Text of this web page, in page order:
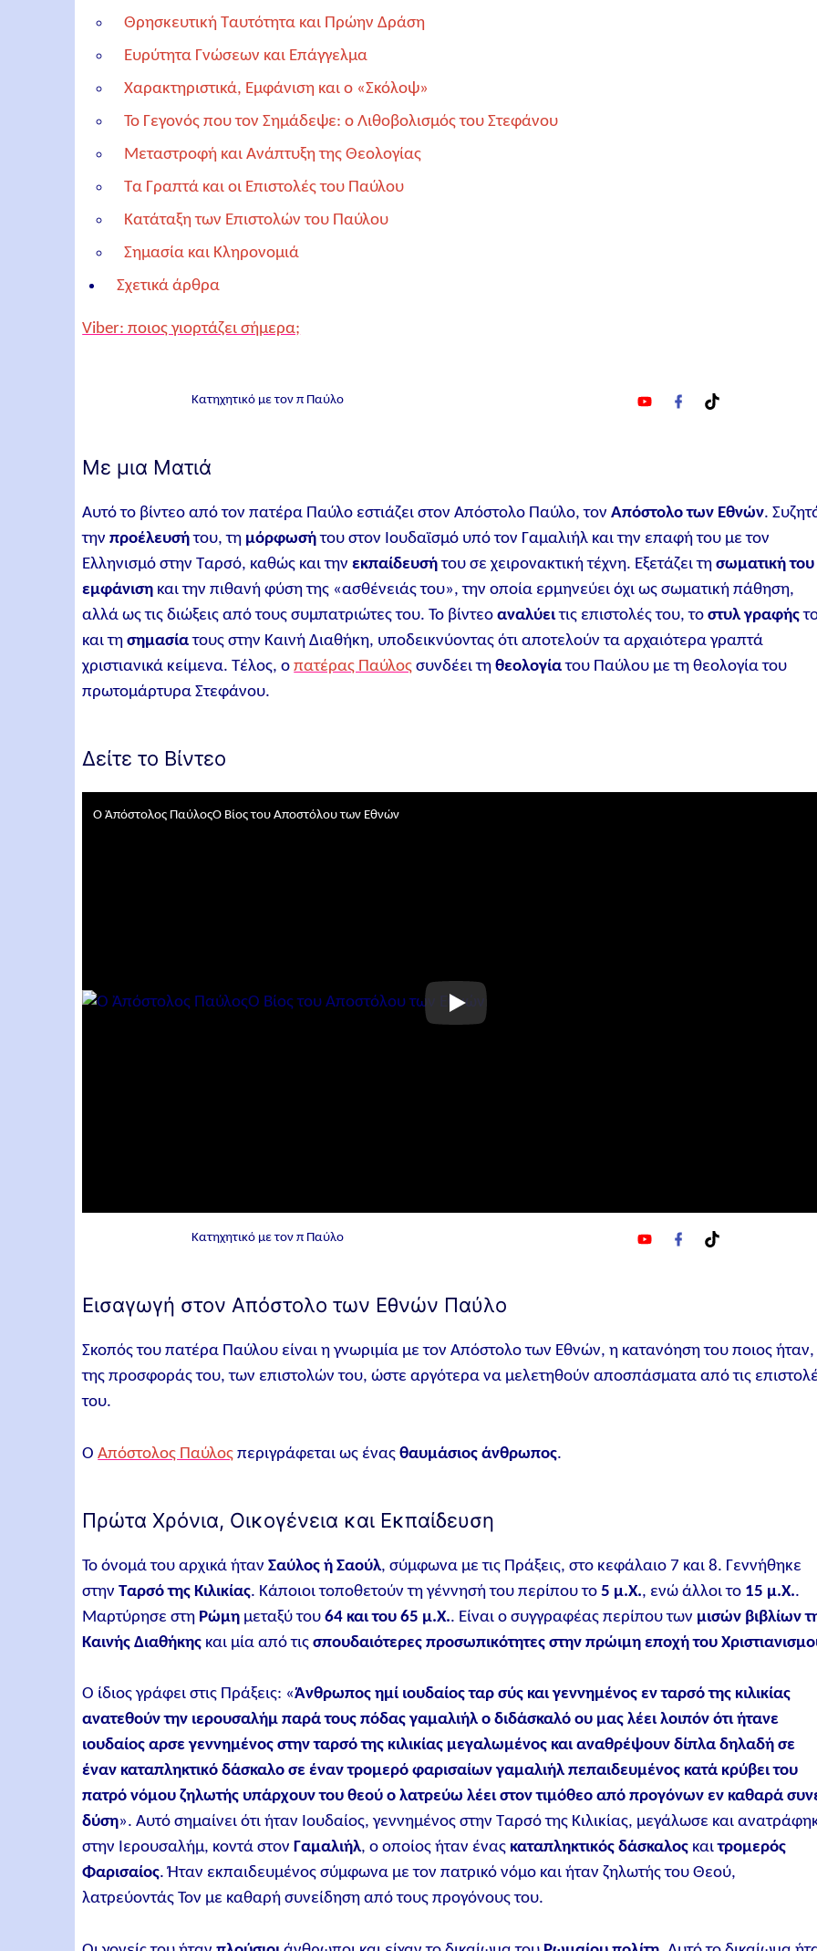
Θρησκευτική Ταυτότητα και Πρώην Δράση
Ευρύτητα Γνώσεων και Επάγγελμα
Χαρακτηριστικά, Εμφάνιση και ο «Σκόλοψ»
Το Γεγονός που τον Σημάδεψε: ο Λιθοβολισμός του Στεφάνου
Μεταστροφή και Ανάπτυξη της Θεολογίας
Τα Γραπτά και οι Επιστολές του Παύλου
Κατάταξη των Επιστολών του Παύλου
Σημασία και Κληρονομιά
Σχετικά άρθρα
Viber: ποιος γιορτάζει σήμερα;
Κατηχητικό με τον π Παύλο
e
o
k
Με μια Ματιά
Αυτό το βίντεο από τον πατέρα Παύλο εστιάζει στον Απόστολο Παύλο, τονΑπόστολο των Εθνών.
τηνπροέλευσήτου, τη μόρφωσήτου στον Ιουδαϊσμό υπό τον Γαμαλιήλ και την επαφή του με τον
Ελληνισμό στην Ταρσό, καθώς και τηνεκπαίδευσήτου σε χειρονακτική τέχνη. Εξετάζει τησωματική του
εμφάνιση και την πιθανή φύση της «ασθένειάς του», την οποία ερμηνεύει όχι ως σωματική πάθηση,
αλλά ως τις διώξεις από τους συμπατριώτες του. Το βίντεοαναλύειτις επιστολές του, τοστυλ γραφής
και τησημασίατους στην Καινή Διαθήκη, υποδεικνύοντας ότι αποτελούν τα αρχαιότερα γραπτά
χριστιανικά κείμενα. Τέλος, οπατέρας Παύλος συνδέει τηθεολογίατου Παύλου με τη θεολογία του
πρωτομάρτυρα Στεφάνου.
Δείτε το Βίντεο
Ο Ἀπόστολος ΠαύλοςΟ Βίος του Αποστόλου των Εθνών
Κατηχητικό με τον π Παύλο
e
o
k
Εισαγωγή στον Απόστολο των Εθνών Παύλο
Σκοπός του πατέρα Παύλου είναι η γνωριμία με τον Απόστολο των Εθνών, η κατανόηση του ποιος ήταν,
της προσφοράς του, των επιστολών του, ώστε αργότερα να μελετηθούν αποσπάσματα από τις
του.
ΟΑπόστολος Παύλος περιγράφεται ως έναςθαυμάσιος άνθρωπος.
Πρώτα Χρόνια, Οικογένεια και Εκπαίδευση
Το όνομά του αρχικά ήτανΣαύλος ή Σαούλ, σύμφωνα με τις Πράξεις, στο κεφάλαιο 7 και 8. Γεννήθηκε
στηνΤαρσό της Κιλικίας. Κάποιοι τοποθετούν τη γέννησή του περίπου το5 μ.Χ., ενώ άλλοι το 15 μ.Χ..
Μαρτύρησε στη Ρώμη μεταξύ του64 και του 65 μ.Χ.. Είναι ο συγγραφέας περίπου των μισών βιβλίων
Καινής Διαθήκης και μία από τιςσπουδαιότερες προσωπικότητες στην πρώιμη εποχή του
Ο ίδιος γράφει στις Πράξεις: «Άνθρωπος ημί ιουδαίος ταρ σύς και γεννημένος εν ταρσό της κιλικίας
ανατεθούν την ιερουσαλήμ παρά τους πόδας γαμαλιήλ ο διδάσκαλό ου μας λέει λοιπόν ότι ήτανε
ιουδαίος αρσε γεννημένος στην ταρσό της κιλικίας μεγαλωμένος και αναθρέψουν δίπλα δηλαδή σε
έναν καταπληκτικό δάσκαλο σε έναν τρομερό φαρισαίων γαμαλιήλ πεπαιδευμένος κατά κρύβει του
πατρό νόμου ζηλωτής υπάρχουν του θεού ο λατρεύω λέει στον τιμόθεο από προγόνων εν καθαρά
δύση». Αυτό σημαίνει ότι ήταν Ιουδαίος, γεννημένος στην Ταρσό της Κιλικίας, μεγάλωσε και
στην Ιερουσαλήμ, κοντά στονΓαμαλιήλ, ο οποίος ήταν ένας καταπληκτικός δάσκαλος καιτρομερός
Φαρισαίος. Ήταν εκπαιδευμένος σύμφωνα με τον πατρικό νόμο και ήταν ζηλωτής του Θεού,
λατρεύοντάς Τον με καθαρή συνείδηση από τους προγόνους του.